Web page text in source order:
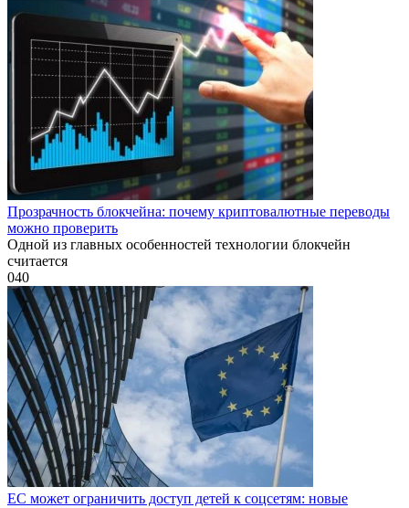
Прозрачность блокчейна: почему криптовалютные переводы
можно проверить
Одной из главных особенностей технологии блокчейн
считается
040
ЕС может ограничить доступ детей к соцсетям: новые